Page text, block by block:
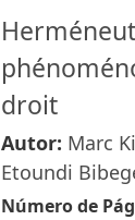
droit
Autor: Marc
Etoundi
Número de